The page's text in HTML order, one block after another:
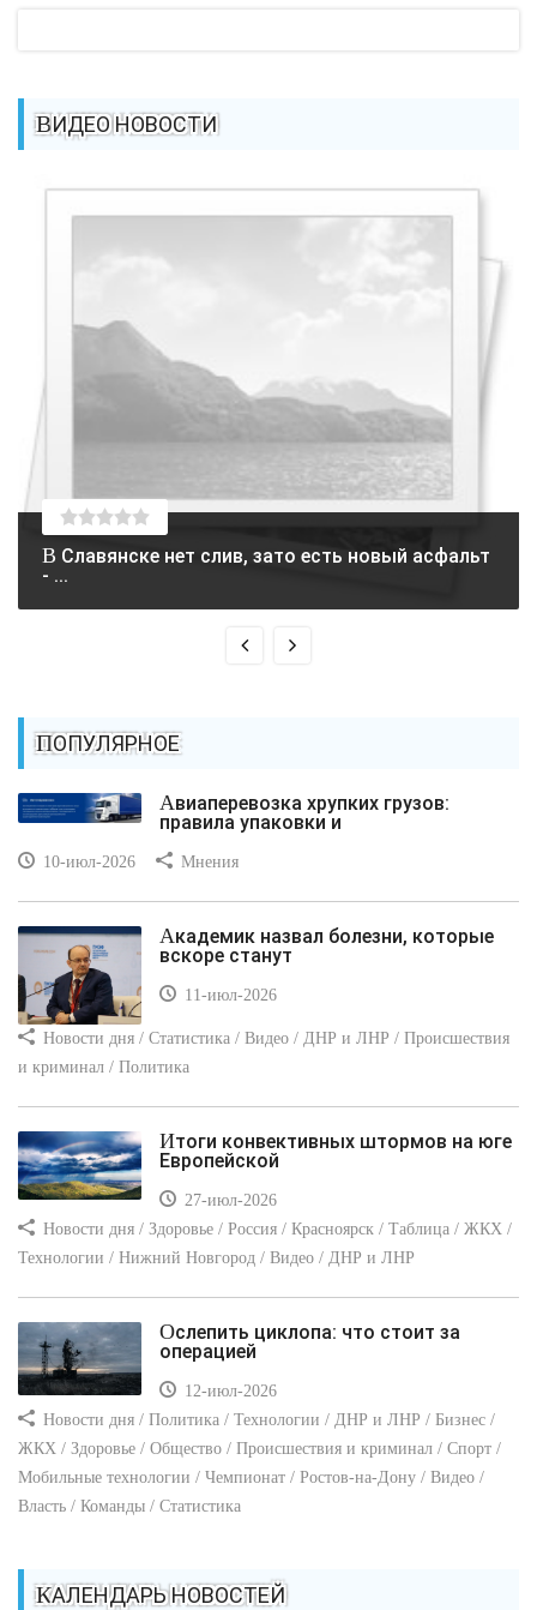
ВИДЕО НОВОСТИ
В Славянске нет слив, зато есть новый асфальт
- ...
ПОПУЛЯРНОЕ
Авиаперевозка хрупких грузов:
правила упаковки и
10-июл-2026 Мнения
Академик назвал болезни, которые
вскоре станут
11-июл-2026
Новости дня / Статистика / Видео / ДНР и ЛНР / Происшествия
и криминал / Политика
Итоги конвективных штормов на юге
Европейской
27-июл-2026
Новости дня / Здоровье / Россия / Красноярск / Таблица / ЖКХ /
Технологии / Нижний Новгород / Видео / ДНР и ЛНР
Ослепить циклопа: что стоит за
операцией
12-июл-2026
Новости дня / Политика / Технологии / ДНР и ЛНР / Бизнес /
ЖКХ / Здоровье / Общество / Происшествия и криминал / Спорт /
Мобильные технологии / Чемпионат / Ростов-на-Дону / Видео /
Власть / Команды / Статистика
КАЛЕНДАРЬ НОВОСТЕЙ